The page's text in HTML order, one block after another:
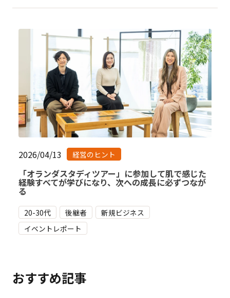
2026/04/13 経営のヒント
「オランダスタディツアー」に参加して肌で感じた
経験すべてが学びになり、次への成長に必ずつなが
る
20-30代 後継者
新規ビジネス
イベントレポート
おすすめ記事